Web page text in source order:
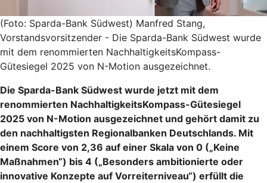
(Foto: Sparda-Bank Südwest) Manfred Stang,
Vorstandsvorsitzender - Die Sparda-Bank Südwest wurde
mit dem renommierten NachhaltigkeitsKompass-
Gütesiegel 2025 von N-Motion ausgezeichnet.
Die Sparda-Bank Südwest wurde jetzt mit dem
renommierten NachhaltigkeitsKompass-Gütesiegel
2025 von N-Motion ausgezeichnet und gehört damit zu
den nachhaltigsten Regionalbanken Deutschlands. Mit
einem Score von 2,36 auf einer Skala von 0 („Keine
Maßnahmen“) bis 4 („Besonders ambitionierte oder
innovative Konzepte auf Vorreiterniveau“) erfüllt die